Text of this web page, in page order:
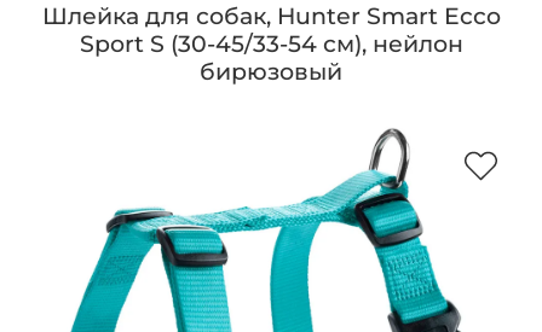
Шлейка для собак, Hunter Smart Ecco
Sport S (30-45/33-54 см), нейлон
бирюзовый